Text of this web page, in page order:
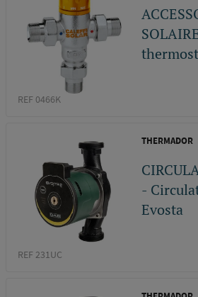
REF 0466K
THERMADOR
-
Evosta
REF 231UC